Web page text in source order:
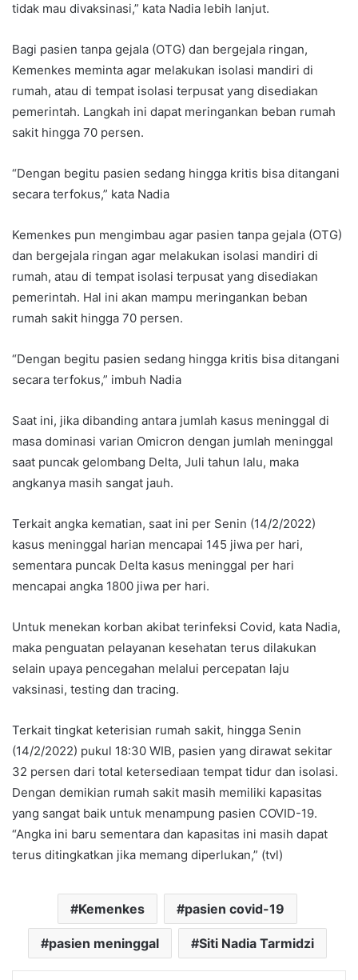
tidak mau divaksinasi,” kata Nadia lebih lanjut.
Bagi pasien tanpa gejala (OTG) dan bergejala ringan,
Kemenkes meminta agar melakukan isolasi mandiri di
rumah, atau di tempat isolasi terpusat yang disediakan
pemerintah. Langkah ini dapat meringankan beban rumah
sakit hingga 70 persen.
“Dengan begitu pasien sedang hingga kritis bisa ditangani
secara terfokus,” kata Nadia
Kemenkes pun mengimbau agar pasien tanpa gejala (OTG)
dan bergejala ringan agar melakukan isolasi mandiri di
rumah, atau di tempat isolasi terpusat yang disediakan
pemerintah. Hal ini akan mampu meringankan beban
rumah sakit hingga 70 persen.
“Dengan begitu pasien sedang hingga kritis bisa ditangani
secara terfokus,” imbuh Nadia
Saat ini, jika dibanding antara jumlah kasus meninggal di
masa dominasi varian Omicron dengan jumlah meninggal
saat puncak gelombang Delta, Juli tahun lalu, maka
angkanya masih sangat jauh.
Terkait angka kematian, saat ini per Senin (14/2/2022)
kasus meninggal harian mencapai 145 jiwa per hari,
sementara puncak Delta kasus meninggal per hari
mencapai angka 1800 jiwa per hari.
Untuk menekan korban akibat terinfeksi Covid, kata Nadia,
maka penguatan pelayanan kesehatan terus dilakukan
selain upaya pencegahan melalui percepatan laju
vaksinasi, testing dan tracing.
Terkait tingkat keterisian rumah sakit, hingga Senin
(14/2/2022) pukul 18:30 WIB, pasien yang dirawat sekitar
32 persen dari total ketersediaan tempat tidur dan isolasi.
Dengan demikian rumah sakit masih memiliki kapasitas
yang sangat baik untuk menampung pasien COVID-19.
“Angka ini baru sementara dan kapasitas ini masih dapat
terus ditingkatkan jika memang diperlukan,” (tvl)
Kemenkes pasien covid-19
pasien meninggal Siti Nadia Tarmidzi